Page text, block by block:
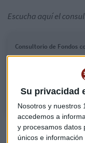
Su privacidad
Nosotros y nuestros
accedemos a
y procesamos datos
únicos e
Escucha aquí el
Consultorio de Fondos
La directora de análisis
de inversión en renta fija